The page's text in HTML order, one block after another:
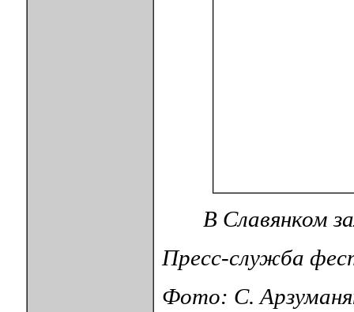
В Славянком
Пресс-служба
Фото: С.